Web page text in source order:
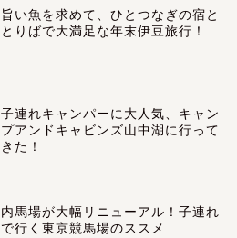
旨い魚を求めて、ひとつなぎの宿と
とりばで大満足な年末伊豆旅行！
子連れキャンパーに大人気、キャン
プアンドキャビンズ山中湖に行って
きた！
内馬場が大幅リニューアル！子連れ
で行く東京競馬場のススメ